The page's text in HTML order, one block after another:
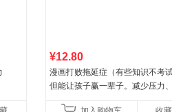
¥12.80
漫画打败拖延症（有些知识不考
但能让孩子赢一辈子。减少压力